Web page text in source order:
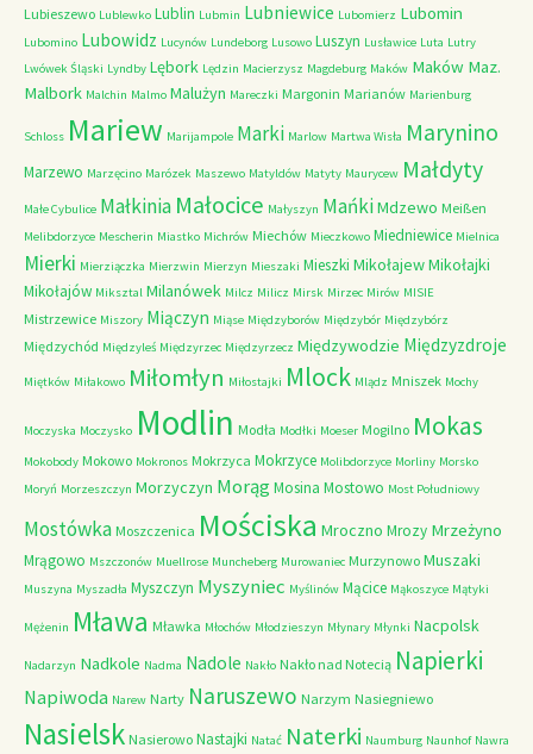
Lubieszewo Lublewko Lublin Lubmin Lubniewice Lubomierz Lubomin
Lubomino Lubowidz Lucynów Lundeborg Lusowo Luszyn Lusławice Luta Lutry
Lwówek Śląski Lyndby Lębork Lędzin Macierzysz Magdeburg Maków Maków Maz.
Malbork Malchin Malmo Malużyn Mareczki Margonin Marianów Marienburg
Schloss Mariew Marijampole Marki Marlow Martwa Wisła Marynino
Marzewo Marzęcino Marózek Maszewo Matyldów Matyty Maurycew Małdyty
Małe Cybulice Małkinia Małocice Małyszyn MańkiMdzewo Meißen
Melibdorzyce Mescherin Miastko Michrów Miechów Mieczkowo Miedniewice Mielnica
Mierki Mierziączka Mierzwin Mierzyn Mieszaki Mieszki MikołajewMikołajki
Mikołajów Miksztal Milanówek Milcz Milicz Mirsk Mirzec Mirów MISIE
Mistrzewice Miszory Miączyn Miąse Międzyborów Międzybór Międzybórz
Międzychód Międzyleś Międzyrzec Międzyrzecz Międzywodzie Międzyzdroje
Miętków Miłakowo Miłomłyn Miłostajki Mlock Mlądz Mniszek Mochy
Moczyska Moczysko Modlin Modła Modłki Moeser Mogilno Mokas
Mokobody Mokowo Mokronos Mokrzyca Mokrzyce Molibdorzyce Morliny Morsko
Moryń Morzeszczyn Morzyczyn MorągMosina Mostowo Most Południowy
Mostówka Moszczenica Mościska Mroczno Mrozy Mrzeżyno
Mrągowo Mszczonów Muellrose Muncheberg Murowaniec Murzynowo Muszaki
Muszyna Myszadła Myszczyn Myszyniec Myślinów Mącice Mąkoszyce Mątyki
Mężenin Mława Mławka Młochów Młodzieszyn Młynary Młynki Nacpolsk
Nadarzyn Nadkole Nadma Nadole Nakło Nakło nad Notecią Napierki
Napiwoda Narew Narty Naruszewo Narzym Nasiegniewo
Nasielsk Nasierowo Nastajki Natać Naterki Naumburg Naunhof Nawra